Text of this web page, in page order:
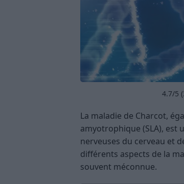
4.7/5 (
La maladie de Charcot,
amyotrophique (SLA),
nerveuses du cerveau et
différents aspects de la
souvent méconnue.